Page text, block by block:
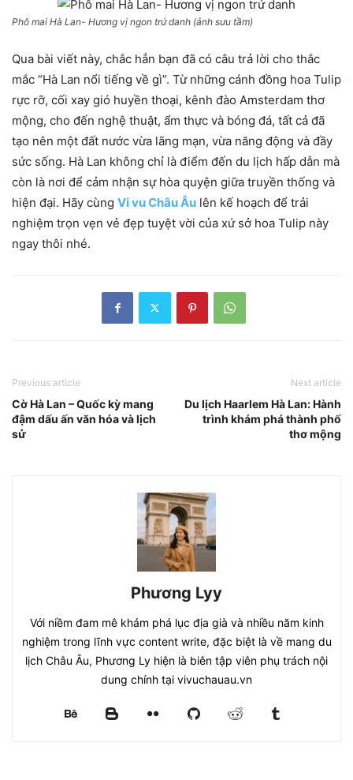
Phô mai Hà Lan- Hương vị ngon trứ danh (ảnh sưu tầm)
Qua bài viết này, chắc hẳn bạn đã có câu trả lời cho thắc
mắc “Hà Lan nổi tiếng về gì”. Từ những cánh đồng hoa Tulip
rực rỡ, cối xay gió huyền thoại, kênh đào Amsterdam thơ
mộng, cho đến nghệ thuật, ẩm thực và bóng đá, tất cả đã
tạo nên một đất nước vừa lãng mạn, vừa năng động và đầy
sức sống. Hà Lan không chỉ là điểm đến du lịch hấp dẫn mà
còn là nơi để cảm nhận sự hòa quyện giữa truyền thống và
hiện đại. Hãy cùng Vi vu Châu Âu lên kế hoạch để trải
nghiệm trọn vẹn vẻ đẹp tuyệt vời của xứ sở hoa Tulip này
ngay thôi nhé.
Previous article
Cờ Hà Lan – Quốc kỳ mang
đậm dấu ấn văn hóa và lịch
sử
Next article
Du lịch Haarlem Hà Lan: Hành
trình khám phá thành phố
thơ mộng
Phương Lyy
Với niềm đam mê khám phá lục địa già và nhiều năm kinh
nghiệm trong lĩnh vực content write, đặc biệt là về mang du
lịch Châu Âu, Phương Ly hiện là biên tập viên phụ trách nội
dung chính tại vivuchauau.vn